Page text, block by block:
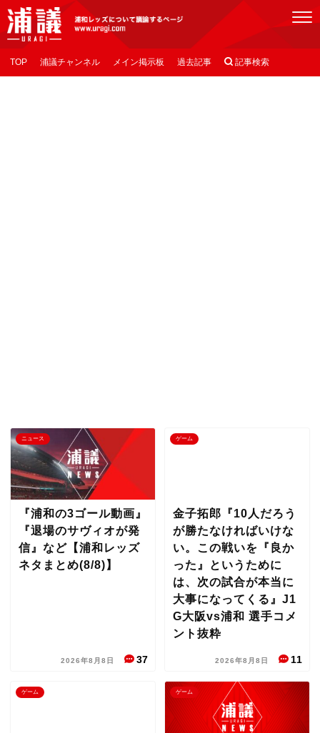
[浦議]浦和レッズについて議論するページ
TOP 浦議チャンネル メイン掲示板 過去記事  記事検索
ニュース
『浦和の3ゴール動画』
『退場のサヴィオが発
信』など【浦和レッズ
ネタまとめ(8/8)】
2026年8月8日 37
ゲーム
金子拓郎『10人だろう
が勝たなければいけな
い。この戦いを『良か
った』というために
は、次の試合が本当に
大事になってくる』J1
G大阪vs浦和 選手コメ
ント抜粋
2026年8月8日 11
ゲーム ゲーム